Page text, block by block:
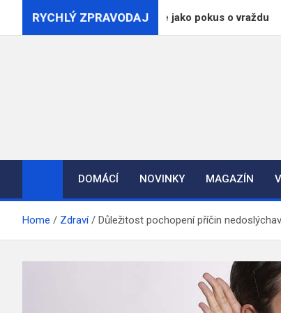
RYCHLÝ ZPRAVODAJ
policie vyšetřuje jako pokus o vraždu
DOMÁCÍ NOVINKY MAGAZÍN
Home Zdraví Důležitost pochopení příčin